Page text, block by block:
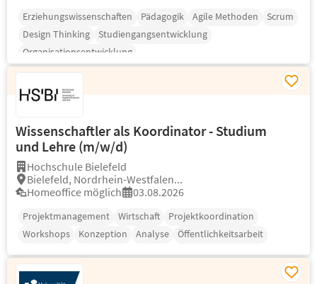
Erziehungswissenschaften Pädagogik Agile Methoden
Scrum
Design Thinking
Studiengangsentwicklung
Organisationsentwicklung
Wissenschaftler als Koordinator - Studium
und Lehre (m/w/d)
Hochschule Bielefeld
Bielefeld, Nordrhein-Westfalen...
Homeoffice möglich
03.08.2026
Projektmanagement Wirtschaft
Projektkoordination
Workshops
Konzeption Analyse Öffentlichkeitsarbeit